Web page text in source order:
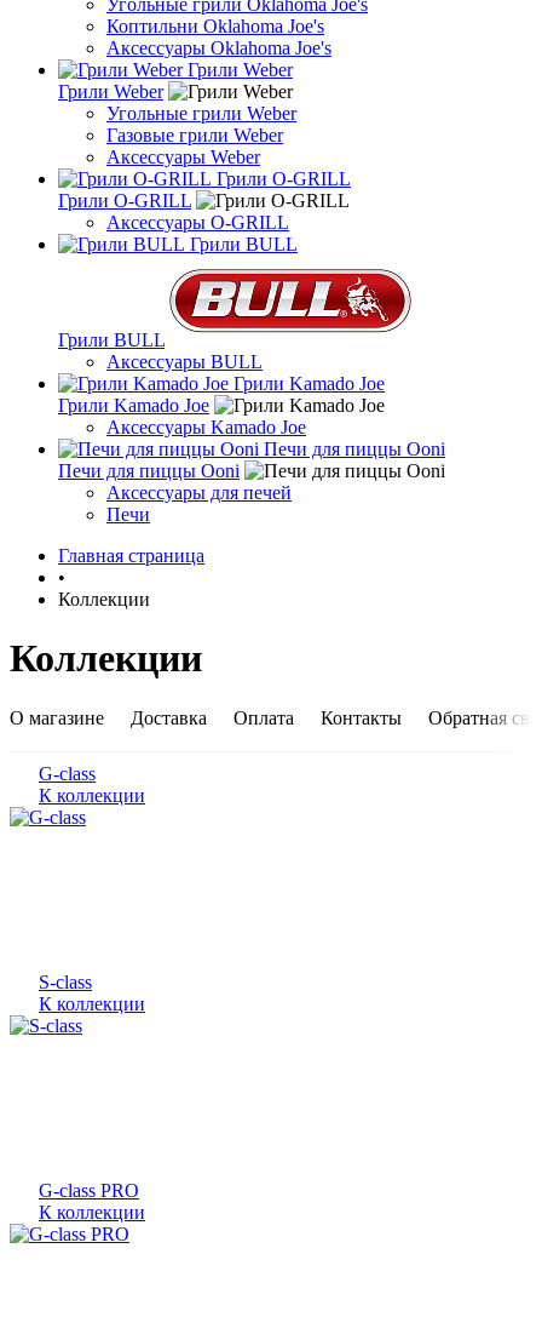
Угольные грили Oklahoma Joe's
Коптильни Oklahoma Joe's
Аксессуары Oklahoma Joe's
Грили Weber
Грили Weber
Угольные грили Weber
Газовые грили Weber
Аксессуары Weber
Грили O-GRILL
Грили O-GRILL
Аксессуары O-GRILL
Грили BULL
Грили BULL
Аксессуары BULL
Грили Kamado Joe
Грили Kamado Joe
Аксессуары Kamado Joe
Печи для пиццы Ooni
Печи для пиццы Ooni
Аксессуары для печей
Печи
Главная страница
•
Коллекции
Коллекции
О магазине Доставка Оплата Контакты Обратная
G-class
К коллекции
S-class
К коллекции
G-class PRO
К коллекции